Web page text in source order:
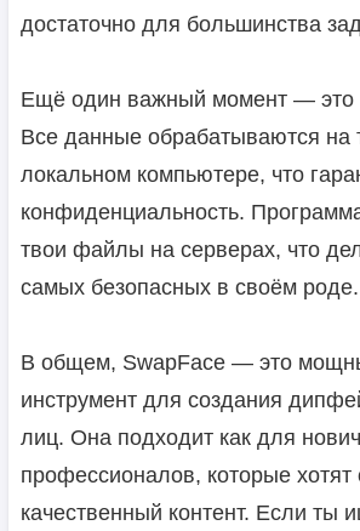
достаточно для большинства
Ещё один важный момент — это
Все данные обрабатываются на
локальном компьютере, что
конфиденциальность.
твои файлы на серверах, что
самых безопасных в своём роде.
В общем, SwapFace — это
инструмент для создания
лиц. Она подходит как для
профессионалов, которые хотят
качественный контент. Если ты